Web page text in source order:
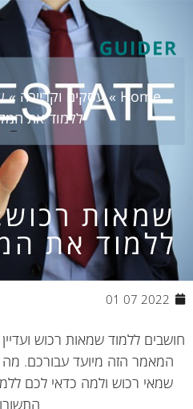
Home
» עסקים וקריירה»
ללמוד את
רכוש:
את
2022 07 01
ללמוד שמאות רכוש ועדיין
הזה מיועד עבורכם. מה
רכוש ולמה כדאי לכם
התשובות.